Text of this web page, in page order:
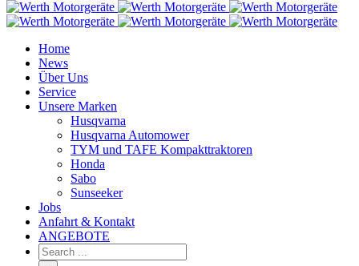
Home
News
Über Uns
Service
Unsere Marken
Husqvarna
Husqvarna Automower
TYM und TAFE Kompakttraktoren
Honda
Sabo
Sunseeker
Jobs
Anfahrt & Kontakt
ANGEBOTE